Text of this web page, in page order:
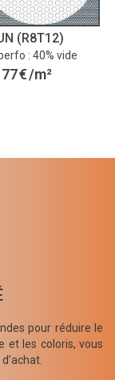
(R8T12)
: 40% vide
77€/m²
pour réduire le
et les coloris, vous